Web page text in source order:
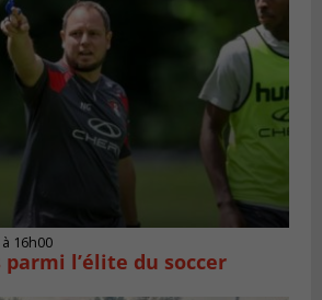
16h00
parmi l’élite du soccer